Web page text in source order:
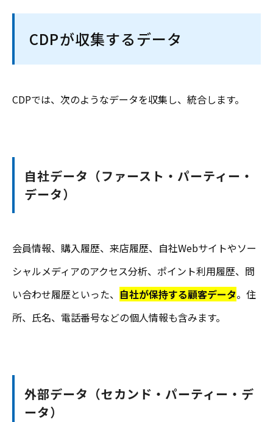
CDPが収集するデータ
CDPでは、次のようなデータを収集し、統合します。
自社データ（ファースト・パーティー・
データ）
会員情報、購入履歴、来店履歴、自社Webサイトやソー
シャルメディアのアクセス分析、ポイント利用履歴、問
い合わせ履歴といった、 自社が保持する顧客データ。住
所、氏名、電話番号などの個人情報も含みます。
外部データ（セカンド・パーティー・デ
ータ）